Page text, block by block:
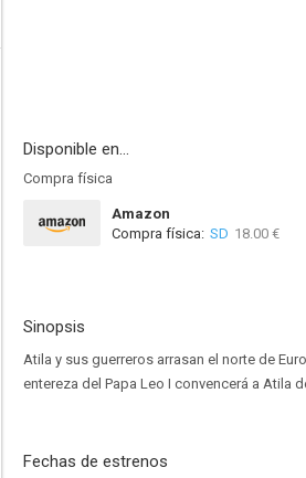
Disponible en...
Compra física
Amazon
Compra física: SD 18.00 €
Sinopsis
Atila y sus guerreros arrasan el norte de
entereza del Papa Leo I convencerá a Atila
Fechas de estrenos